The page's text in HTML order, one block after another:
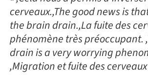
cerveaux.,The good news is
the brain drain.,La fuite des
phénomène très préoccupant.
drain is a very worrying
,Migration et fuite des